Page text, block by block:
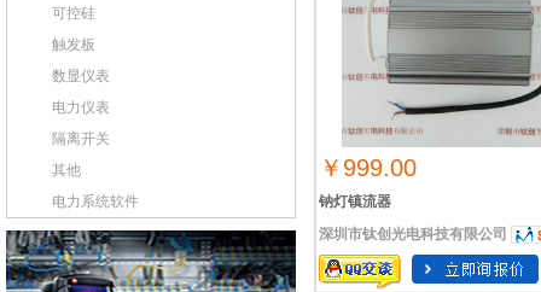
￥999.00
钠灯镇流器
深圳市钛创光电科技有限公司
可控硅
触发板
数显仪表
电力仪表
隔离开关
其他
电力系统软件